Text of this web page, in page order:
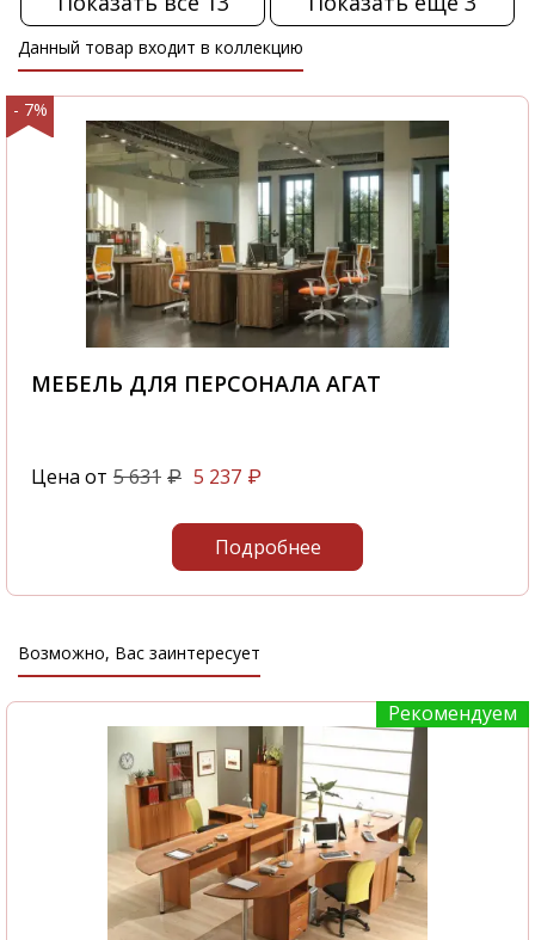
Данный товар входит в коллекцию
- 7%
МЕБЕЛЬ ДЛЯ ПЕРСОНАЛА АГАТ
Цена от 5 631 ₽ 5 237 ₽
Подробнее
Возможно, Вас заинтересует
Рекомендуем